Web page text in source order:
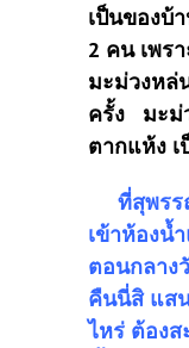
เป็นของบ้
2 คน เพร
มะม่วงหล่
ครั้ง
มะม่
ตากแห้ง
ที่สุพร
เข้าห้องน้
ตอนกลาง
คืนนี่สิ แส
ไหร่ ต้อง